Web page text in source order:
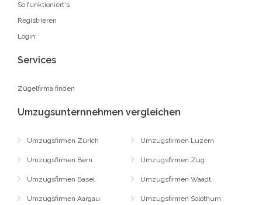
So funktioniert's
Registrieren
Login
Services
Zügelfirma finden
Umzugsunternnehmen vergleichen
Umzugsfirmen Zürich
Umzugsfirmen Bern
Umzugsfirmen Basel
Umzugsfirmen Aargau
Umzugsfirmen Luzern
Umzugsfirmen Zug
Umzugsfirmen Waadt
Umzugsfirmen Solothurn